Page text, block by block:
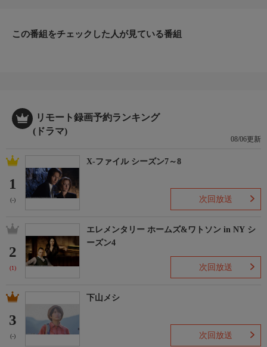
この番組をチェックした人が見ている番組
リモート録画予約ランキング
(ドラマ)
08/06更新
1
(-)
X-ファイル シーズン7～8
次回放送
2
(1)
エレメンタリー ホームズ&ワトソン in NY シ
ーズン4
次回放送
3
(-)
下山メシ
次回放送